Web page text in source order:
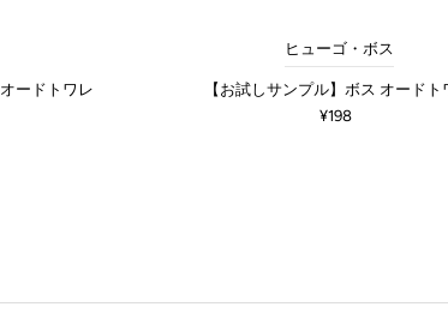
ードトワレ
ヒューゴ・ボス
【お試しサンプル】ボス オードト
¥198